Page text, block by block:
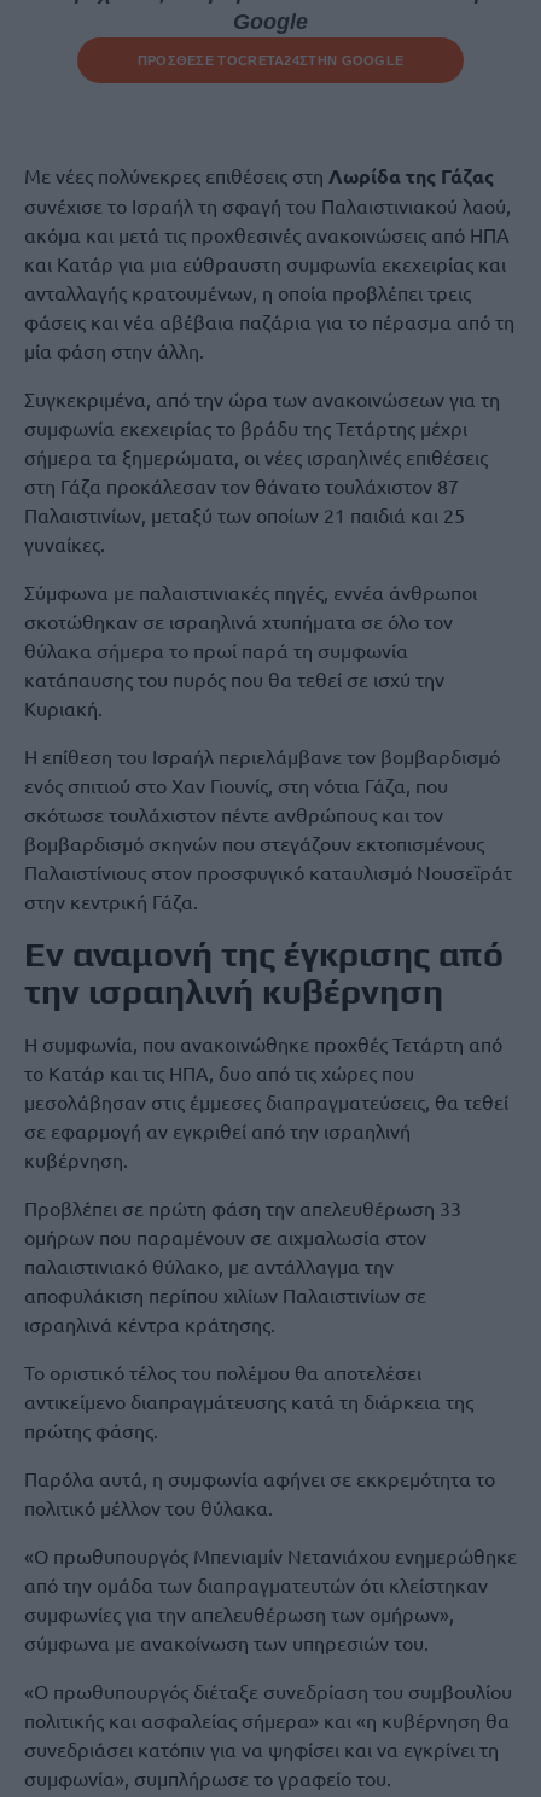
Google
ΠΡΟΣΘΕΣΕ ΤΟCRETA24ΣΤΗΝ GOOGLE
Με νέες πολύνεκρες επιθέσεις στη Λωρίδα της Γάζας
συνέχισε το Ισραήλ τη σφαγή του Παλαιστινιακού λαού,
ακόμα και μετά τις προχθεσινές ανακοινώσεις από ΗΠΑ
και Κατάρ για μια εύθραυστη συμφωνία εκεχειρίας και
ανταλλαγής κρατουμένων, η οποία προβλέπει τρεις
φάσεις και νέα αβέβαια παζάρια για το πέρασμα από τη
μία φάση στην άλλη.
Συγκεκριμένα, από την ώρα των ανακοινώσεων για τη
συμφωνία εκεχειρίας το βράδυ της Τετάρτης μέχρι
σήμερα τα ξημερώματα, οι νέες ισραηλινές επιθέσεις
στη Γάζα προκάλεσαν τον θάνατο τουλάχιστον 87
Παλαιστινίων, μεταξύ των οποίων 21 παιδιά και 25
γυναίκες.
Σύμφωνα με παλαιστινιακές πηγές, εννέα άνθρωποι
σκοτώθηκαν σε ισραηλινά χτυπήματα σε όλο τον
θύλακα σήμερα το πρωί παρά τη συμφωνία
κατάπαυσης του πυρός που θα τεθεί σε ισχύ την
Κυριακή.
Η επίθεση του Ισραήλ περιελάμβανε τον βομβαρδισμό
ενός σπιτιού στο Χαν Γιουνίς, στη νότια Γάζα, που
σκότωσε τουλάχιστον πέντε ανθρώπους και τον
βομβαρδισμό σκηνών που στεγάζουν εκτοπισμένους
Παλαιστίνιους στον προσφυγικό καταυλισμό Νουσεϊράτ
στην κεντρική Γάζα.
Εν αναμονή της έγκρισης από
την ισραηλινή κυβέρνηση
Η συμφωνία, που ανακοινώθηκε προχθές Τετάρτη από
το Κατάρ και τις ΗΠΑ, δυο από τις χώρες που
μεσολάβησαν στις έμμεσες διαπραγματεύσεις, θα τεθεί
σε εφαρμογή αν εγκριθεί από την ισραηλινή
κυβέρνηση.
Προβλέπει σε πρώτη φάση την απελευθέρωση 33
ομήρων που παραμένουν σε αιχμαλωσία στον
παλαιστινιακό θύλακο, με αντάλλαγμα την
αποφυλάκιση περίπου χιλίων Παλαιστινίων σε
ισραηλινά κέντρα κράτησης.
Το οριστικό τέλος του πολέμου θα αποτελέσει
αντικείμενο διαπραγμάτευσης κατά τη διάρκεια της
πρώτης φάσης.
Παρόλα αυτά, η συμφωνία αφήνει σε εκκρεμότητα το
πολιτικό μέλλον του θύλακα.
«Ο πρωθυπουργός Μπενιαμίν Νετανιάχου ενημερώθηκε
από την ομάδα των διαπραγματευτών ότι κλείστηκαν
συμφωνίες για την απελευθέρωση των ομήρων»,
σύμφωνα με ανακοίνωση των υπηρεσιών του.
«Ο πρωθυπουργός διέταξε συνεδρίαση του συμβουλίου
πολιτικής και ασφαλείας σήμερα» και «η κυβέρνηση θα
συνεδριάσει κατόπιν για να ψηφίσει και να εγκρίνει τη
συμφωνία», συμπλήρωσε το γραφείο του.